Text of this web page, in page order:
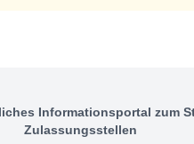
Informationsportal zum
Zulassungsstellen